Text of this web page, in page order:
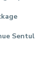
Sentul